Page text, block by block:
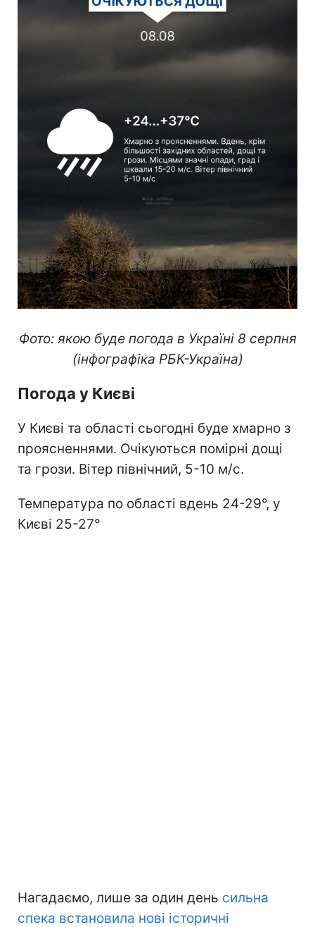
Фото: якою буде погода в Україні 8 серпня
(інфографіка РБК-Україна)
Погода у Києві
У Києві та області сьогодні буде хмарно з
проясненнями. Очікуються помірні дощі
та грози. Вітер північний, 5-10 м/с.
Температура по області вдень 24-29°, у
Києві 25-27°
Нагадаємо, лише за один день сильна
спека встановила нові історичні